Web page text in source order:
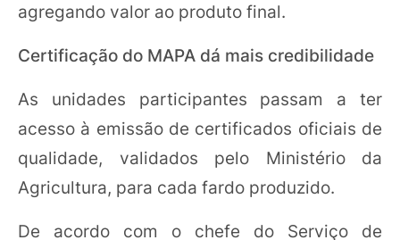
agregando valor ao produto final.
Certificação do MAPA dá mais credibilidade
As unidades participantes passam a ter
acesso à emissão de certificados oficiais de
qualidade, validados pelo Ministério da
Agricultura, para cada fardo produzido.
De acordo com o chefe do Serviço de